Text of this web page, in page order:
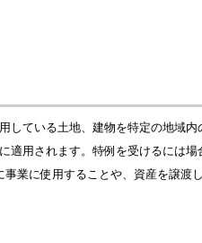
している土地、建物を特定の地域内
適用されます。特例を受けるには場
事業に使用することや、資産を譲渡